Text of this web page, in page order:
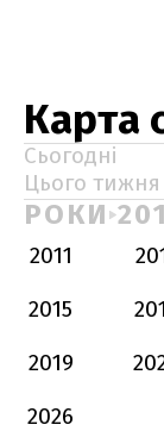
Карта
Сьогодні
Цього тижня
РОКИ
2011
2015
2019
2026